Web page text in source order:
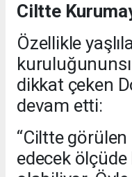
Ciltte
Özellikle
dikkat çeken
devam etti:
“Ciltte
edecek ölçüde